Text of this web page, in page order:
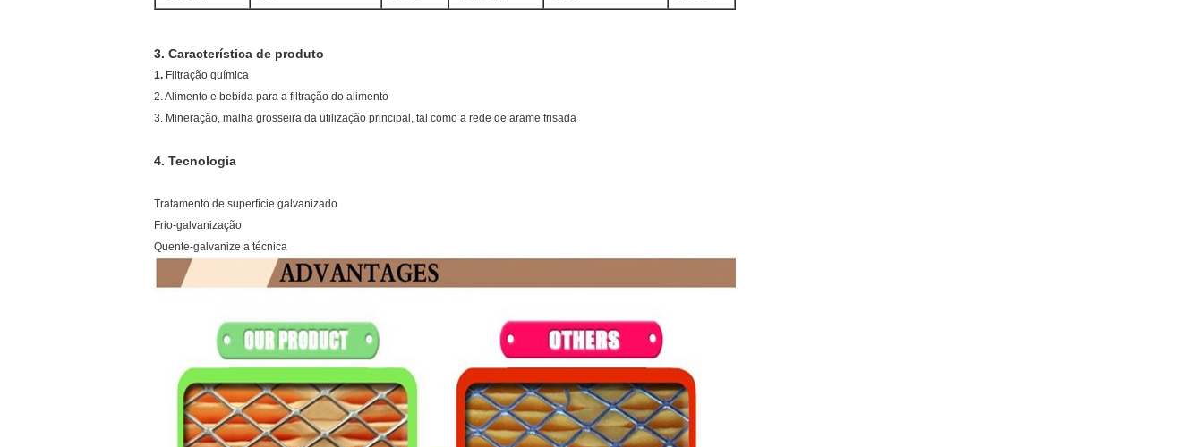
3. Característica de produto
1. Filtração química
2. Alimento e bebida para a filtração do alimento
3. Mineração, malha grosseira da utilização principal, tal como a rede de arame frisada
4. Tecnologia
Tratamento de superfície galvanizado
Frio-galvanização
Quente-galvanize a técnica